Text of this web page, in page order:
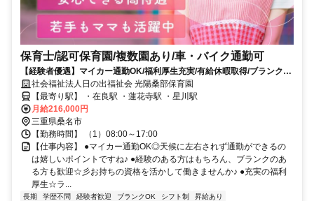
保育士/認可保育園/複数園あり/車・バイク通勤可
【経験者優遇】マイカー通勤OK/福利厚生充実/有給休暇取得/ブランク・
未経験OK⭐働きやすい環境が整っています❗️
社会福祉法人日の出福祉会 光陽桑部保育園
【最寄り駅】 ・在良駅 ・蓮花寺駅 ・星川駅
月給216,000円
三重県桑名市
【勤務時間】 （1）08:00～17:00
【仕事内容】 ●マイカー通勤OK◎天候に左右されず通勤ができるの
は嬉しいポイントですね♪ ●経験のある方はもちろん、ブランクのあ
る方も歓迎☆彡お持ちの資格を活かして働きませんか♪ ●充実の福利
厚生☆ラ...
長期 学歴不問 経験者歓迎 ブランクOK シフト制 昇給あり